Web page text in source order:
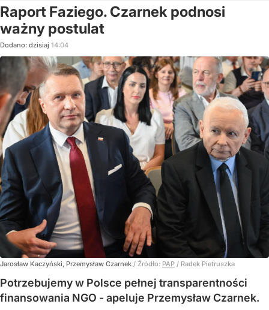
Raport Faziego. Czarnek podnosi
ważny postulat
Dodano: dzisiaj 14:04
Jarosław Kaczyński, Przemysław Czarnek / Źródło: PAP / Radek Pietruszka
Potrzebujemy w Polsce pełnej transparentności
finansowania NGO - apeluje Przemysław Czarnek.